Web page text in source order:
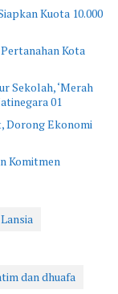
Kuota 10.000
Kota
Sekolah, ‘Merah
01
Dorong Ekonomi
Komitmen
Lansia
dan dhuafa